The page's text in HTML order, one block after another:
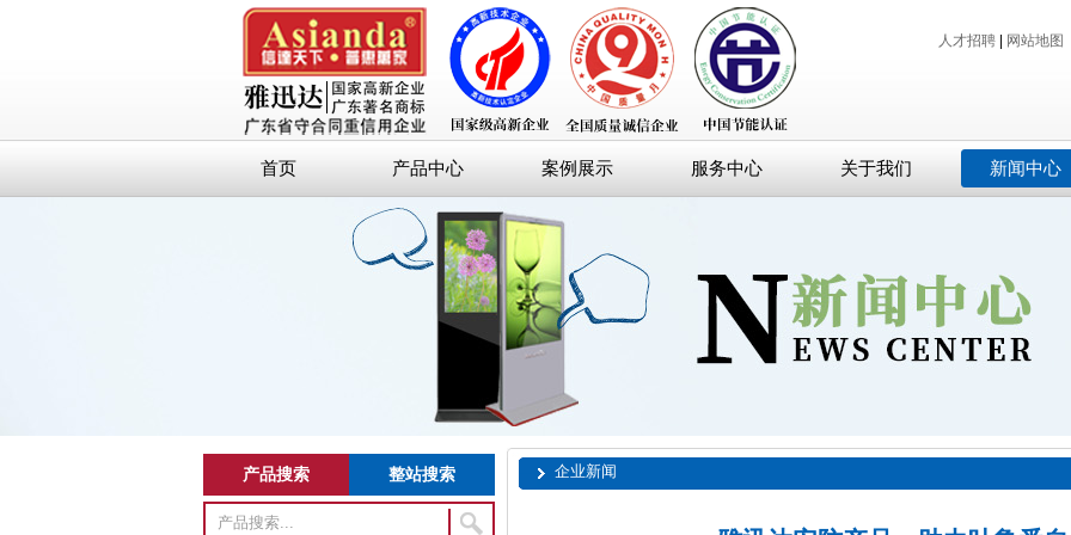
人才招聘| 网站地图
首页 产品中心 案例展示 服务中心 关于我们 新闻中心
产品搜索 整站搜索 企业新闻